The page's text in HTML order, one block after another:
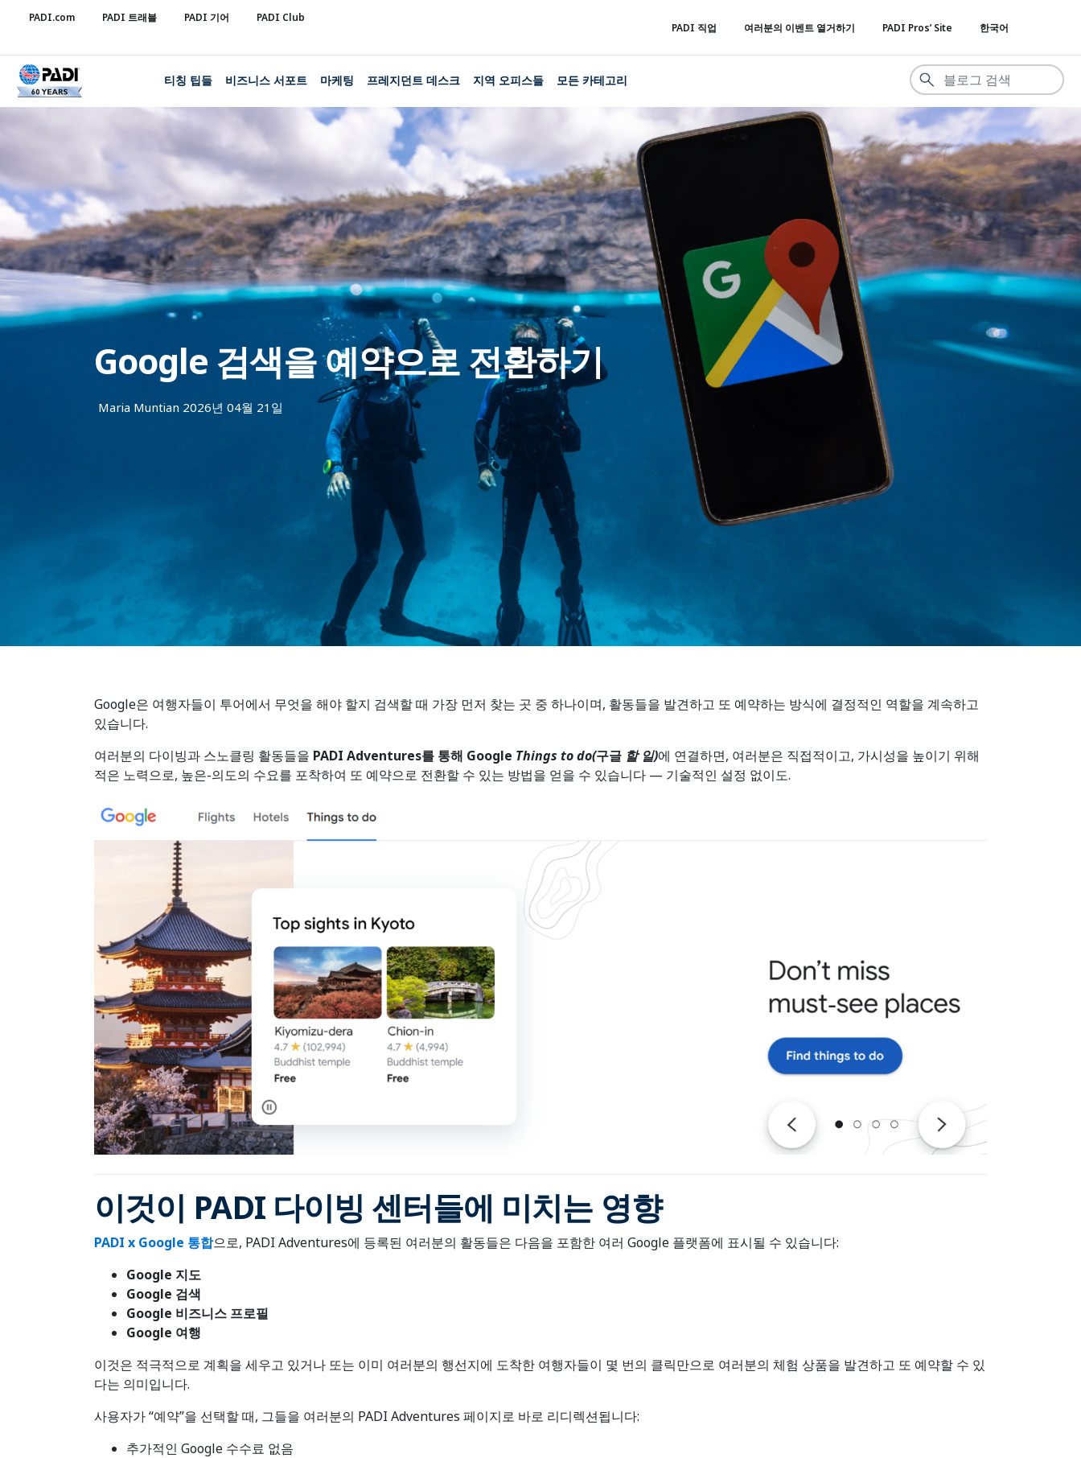
PADI.com PADI 트래블 PADI 기어 PADI Club
PADI 직업 여러분의 이벤트 열거하기 PADI Pros’ Site 한국어
티칭 팁들 비즈니스 서포트 마케팅 프레지던트 데스크 지역 오피스들 모든 카테고리
Google 검색을 예약으로 전환하기
Maria Muntian 2026년 04월 21일
Google은 여행자들이 투어에서 무엇을 해야 할지 검색할 때 가장 먼저 찾는 곳 중 하나이며, 활동들을 발견하고 또 예약하는 방식에 결정적인 역할을 계속하고
있습니다.
여러분의 다이빙과 스노클링 활동들을 PADI Adventures를 통해 Google Things to do(구글 할 일)에 연결하면, 여러분은 직접적이고, 가시성을 높이기 위해
적은 노력으로, 높은-의도의 수요를 포착하여 또 예약으로 전환할 수 있는 방법을 얻을 수 있습니다 — 기술적인 설정 없이도.
이것이 PADI 다이빙 센터들에 미치는 영향
PADI x Google 통합으로, PADI Adventures에 등록된 여러분의 활동들은 다음을 포함한 여러 Google 플랫폼에 표시될 수 있습니다:
Google 지도
Google 검색
Google 비즈니스 프로필
Google 여행
이것은 적극적으로 계획을 세우고 있거나 또는 이미 여러분의 행선지에 도착한 여행자들이 몇 번의 클릭만으로 여러분의 체험 상품을 발견하고 또 예약할 수 있
다는 의미입니다.
사용자가 “예약”을 선택할 때, 그들을 여러분의 PADI Adventures 페이지로 바로 리디렉션됩니다:
추가적인 Google 수수료 없음